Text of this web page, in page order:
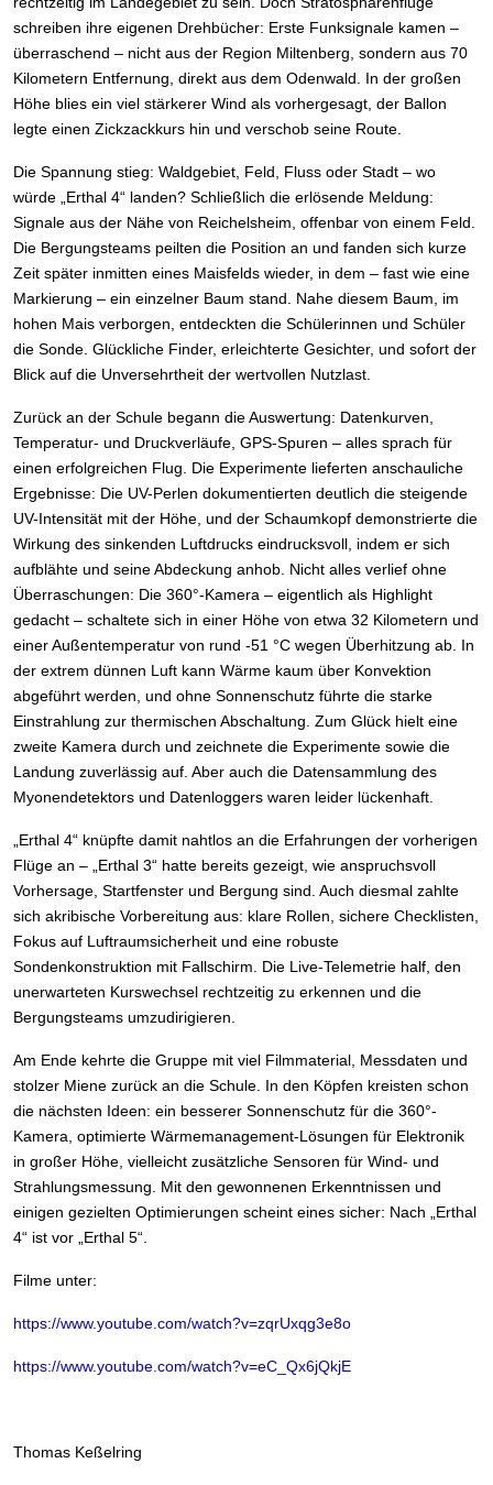
schreiben ihre eigenen Drehbücher: Erste Funksignale kamen –
überraschend – nicht aus der Region Miltenberg, sondern aus 70
Kilometern Entfernung, direkt aus dem Odenwald. In der großen
Höhe blies ein viel stärkerer Wind als vorhergesagt, der Ballon
legte einen Zickzackkurs hin und verschob seine Route.
Die Spannung stieg: Waldgebiet, Feld, Fluss oder Stadt – wo
würde „Erthal 4“ landen? Schließlich die erlösende Meldung:
Signale aus der Nähe von Reichelsheim, offenbar von einem Feld.
Die Bergungsteams peilten die Position an und fanden sich kurze
Zeit später inmitten eines Maisfelds wieder, in dem – fast wie eine
Markierung – ein einzelner Baum stand. Nahe diesem Baum, im
hohen Mais verborgen, entdeckten die Schülerinnen und Schüler
die Sonde. Glückliche Finder, erleichterte Gesichter, und sofort der
Blick auf die Unversehrtheit der wertvollen Nutzlast.
Zurück an der Schule begann die Auswertung: Datenkurven,
Temperatur- und Druckverläufe, GPS-Spuren – alles sprach für
einen erfolgreichen Flug. Die Experimente lieferten anschauliche
Ergebnisse: Die UV-Perlen dokumentierten deutlich die steigende
UV-Intensität mit der Höhe, und der Schaumkopf demonstrierte die
Wirkung des sinkenden Luftdrucks eindrucksvoll, indem er sich
aufblähte und seine Abdeckung anhob. Nicht alles verlief ohne
Überraschungen: Die 360°-Kamera – eigentlich als Highlight
gedacht – schaltete sich in einer Höhe von etwa 32 Kilometern und
einer Außentemperatur von rund -51 °C wegen Überhitzung ab. In
der extrem dünnen Luft kann Wärme kaum über Konvektion
abgeführt werden, und ohne Sonnenschutz führte die starke
Einstrahlung zur thermischen Abschaltung. Zum Glück hielt eine
zweite Kamera durch und zeichnete die Experimente sowie die
Landung zuverlässig auf. Aber auch die Datensammlung des
Myonendetektors und Datenloggers waren leider lückenhaft.
„Erthal 4“ knüpfte damit nahtlos an die Erfahrungen der vorherigen
Flüge an – „Erthal 3“ hatte bereits gezeigt, wie anspruchsvoll
Vorhersage, Startfenster und Bergung sind. Auch diesmal zahlte
sich akribische Vorbereitung aus: klare Rollen, sichere Checklisten,
Fokus auf Luftraumsicherheit und eine robuste
Sondenkonstruktion mit Fallschirm. Die Live-Telemetrie half, den
unerwarteten Kurswechsel rechtzeitig zu erkennen und die
Bergungsteams umzudirigieren.
Am Ende kehrte die Gruppe mit viel Filmmaterial, Messdaten und
stolzer Miene zurück an die Schule. In den Köpfen kreisten schon
die nächsten Ideen: ein besserer Sonnenschutz für die 360°-
Kamera, optimierte Wärmemanagement-Lösungen für Elektronik
in großer Höhe, vielleicht zusätzliche Sensoren für Wind- und
Strahlungsmessung. Mit den gewonnenen Erkenntnissen und
einigen gezielten Optimierungen scheint eines sicher: Nach „Erthal
4“ ist vor „Erthal 5“.
Filme unter:
https://www.youtube.com/watch?v=zqrUxqg3e8o
https://www.youtube.com/watch?v=eC_Qx6jQkjE
Thomas Keßelring